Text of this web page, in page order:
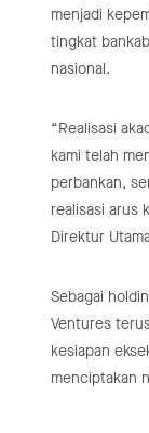
menjadi
tingkat
nasional.
“Realisasi
kami telah
perbankan,
realisasi arus
Direktur
Sebagai
Ventures
kesiapan
menciptakan